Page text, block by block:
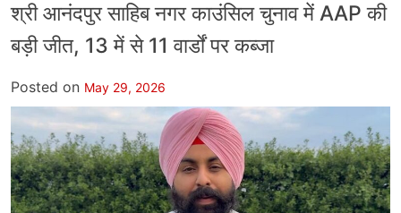
श्री आनंदपुर साहिब नगर काउंसिल चुनाव में AAP की
बड़ी जीत, 13 में से 11 वार्डों पर कब्जा
Posted on May 29, 2026